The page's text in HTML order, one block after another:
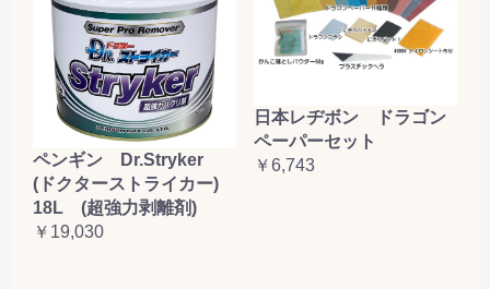
ペンギン Dr.Stryker
(ドクターストライカー)
18L (超強力剥離剤)
￥19,030
日本レヂボン ドラゴン
ペーパーセット
￥6,743